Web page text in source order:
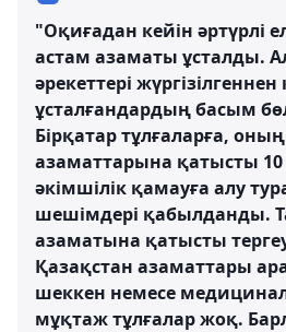
"Оқиғадан кейін әртүрлі
астам азаматы ұсталды.
әрекеттері жүргізілгеннен
ұсталғандардың басым
Бірқатар тұлғаларға,
азаматтарына қатысты 10
әкімшілік қамауға алу
шешімдері қабылданды.
азаматына қатысты
Қазақстан азаматтары
шеккен немесе
мұқтаж тұлғалар жоқ.